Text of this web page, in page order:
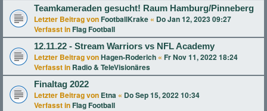
Teamkameraden gesucht! Raum Hamburg/Pinneberg
Letzter Beitrag von FootballKrake « Do Jan 12, 2023 09:27
Verfasst in Flag Football
12.11.22 - Stream Warriors vs NFL Academy
Letzter Beitrag vonHagen-Roderich « Fr Nov 11, 2022 18:24
Verfasst in Radio & TeleVisionäres
Finaltag 2022
Letzter Beitrag von Etna « Do Sep 15, 2022 10:34
Verfasst in Flag Football